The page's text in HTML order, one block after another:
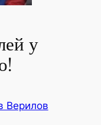
у
Верилов